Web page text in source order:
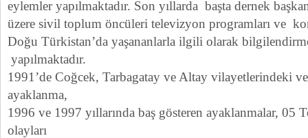
eylemler yapılmaktadır. Son yıllarda başta dernek
üzere sivil toplum öncüleri televizyon programları ve
Doğu Türkistan’da yaşananlarla ilgili olarak bilgilendirme
yapılmaktadır.
1991’de Coğcek, Tarbagatay ve Altay vilayetlerindeki
ayaklanma,
1996 ve 1997 yıllarında baş gösteren ayaklanmalar, 05
olayları